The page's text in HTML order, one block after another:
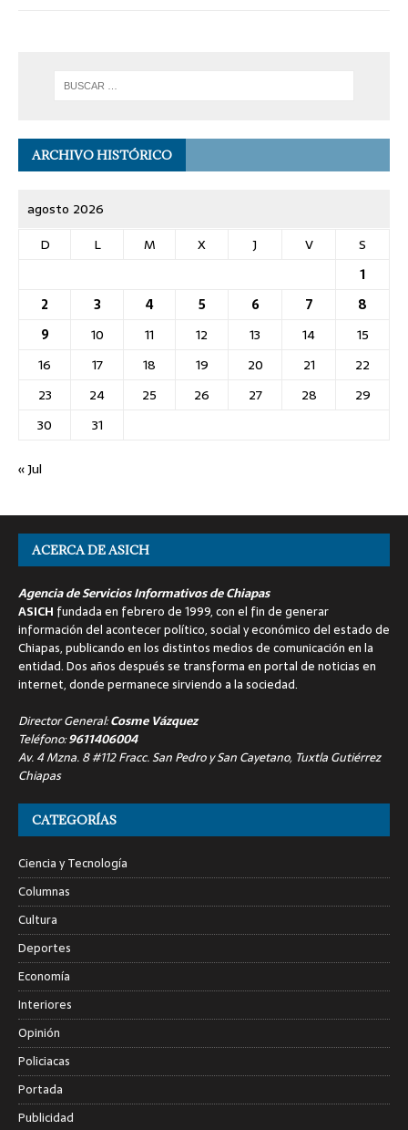
ARCHIVO HISTÓRICO
agosto 2026
D
L M X J V
S
1
2
3 4 5 6 7
8
9
10 11 12 13 14
15
16
17 18 19 20 21
22
23
24 25 26 27 28
29
30
31
« Jul
ACERCA DE ASICH
Agencia de Servicios Informativos de Chiapas
ASICH fundada en febrero de 1999, con el fin de generar
información del acontecer político, social y económico del estado de
Chiapas, publicando en los distintos medios de comunicación en la
entidad. Dos años después se transforma en portal de noticias en
internet, donde permanece sirviendo a la sociedad.
Director General:Cosme Vázquez
Teléfono:9611406004
Av. 4 Mzna. 8 #112 Fracc. San Pedro y San Cayetano, Tuxtla Gutiérrez
Chiapas
CATEGORÍAS
Ciencia y Tecnología
Columnas
Cultura
Deportes
Economía
Interiores
Opinión
Policiacas
Portada
Publicidad